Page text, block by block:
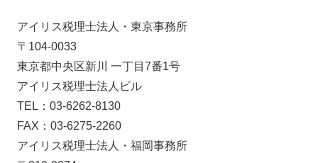
アイリス税理士法人・東京事務所
〒104-0033
東京都中央区新川 一丁目7番1号
アイリス税理士法人ビル
TEL：03-6262-8130
FAX：03-6275-2260
アイリス税理士法人・福岡事務所